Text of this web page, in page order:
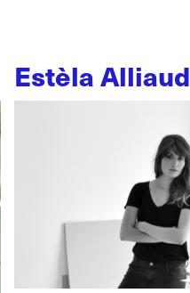
Estèla Alliaud